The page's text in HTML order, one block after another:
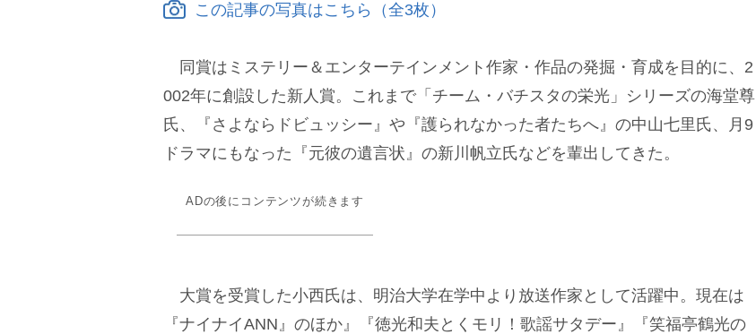
この記事の写真はこちら（全3枚）
同賞はミステリー＆エンターテインメント作家・作品の発掘・育成を目的に、2
002年に創設した新人賞。これまで「チーム・バチスタの栄光」シリーズの海堂尊
氏、『さよならドビュッシー』や『護られなかった者たちへ』の中山七里氏、月9
ドラマにもなった『元彼の遺言状』の新川帆立氏などを輩出してきた。
ADの後にコンテンツが続きます
大賞を受賞した小西氏は、明治大学在学中より放送作家として活躍中。現在は
『ナイナイANN』のほか』『徳光和夫とくモリ！歌謡サタデー』『笑福亭鶴光の